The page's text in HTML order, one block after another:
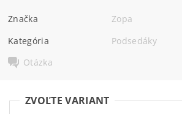
Značka
Zopa
Kategória
Podsedáky
Otázka
ZVOĽTE VARIANT